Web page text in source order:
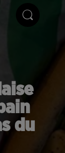
du